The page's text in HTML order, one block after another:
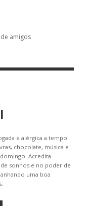
amigos
e alérgica a tempo
chocolate, música e
Acredita
sonhos e no poder de
uma boa